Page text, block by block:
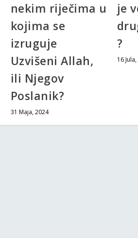
nekim riječima u
kojima se
izruguje
Uzvišeni Allah,
ili Njegov
Poslanik?
31 Maja, 2024
je
?
16